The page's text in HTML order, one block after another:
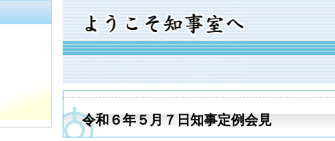
本
文
令和６年５月７日知事定例会見